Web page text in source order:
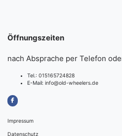
Öffnungszeiten
nach Absprache per Telefon
Tel.: 015165724828
E-Mail: info@old-wheelers.de
Impressum
Datenschutz